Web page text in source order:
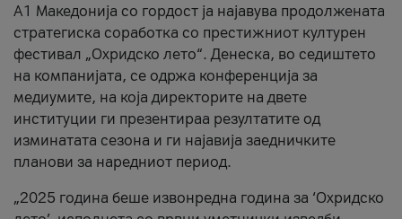
A1 Македонија со гордост ја најавува продолжената
стратегиска соработка со престижниот културен
фестивал „Охридско лето“. Денеска, во седиштето
на компанијата, се одржа конференција за
медиумите, на која директорите на двете
институции ги презентираа резултатите од
изминатата сезона и ги најавија заедничките
планови за наредниот период.
„2025 година беше извонредна година за ‘Охридско